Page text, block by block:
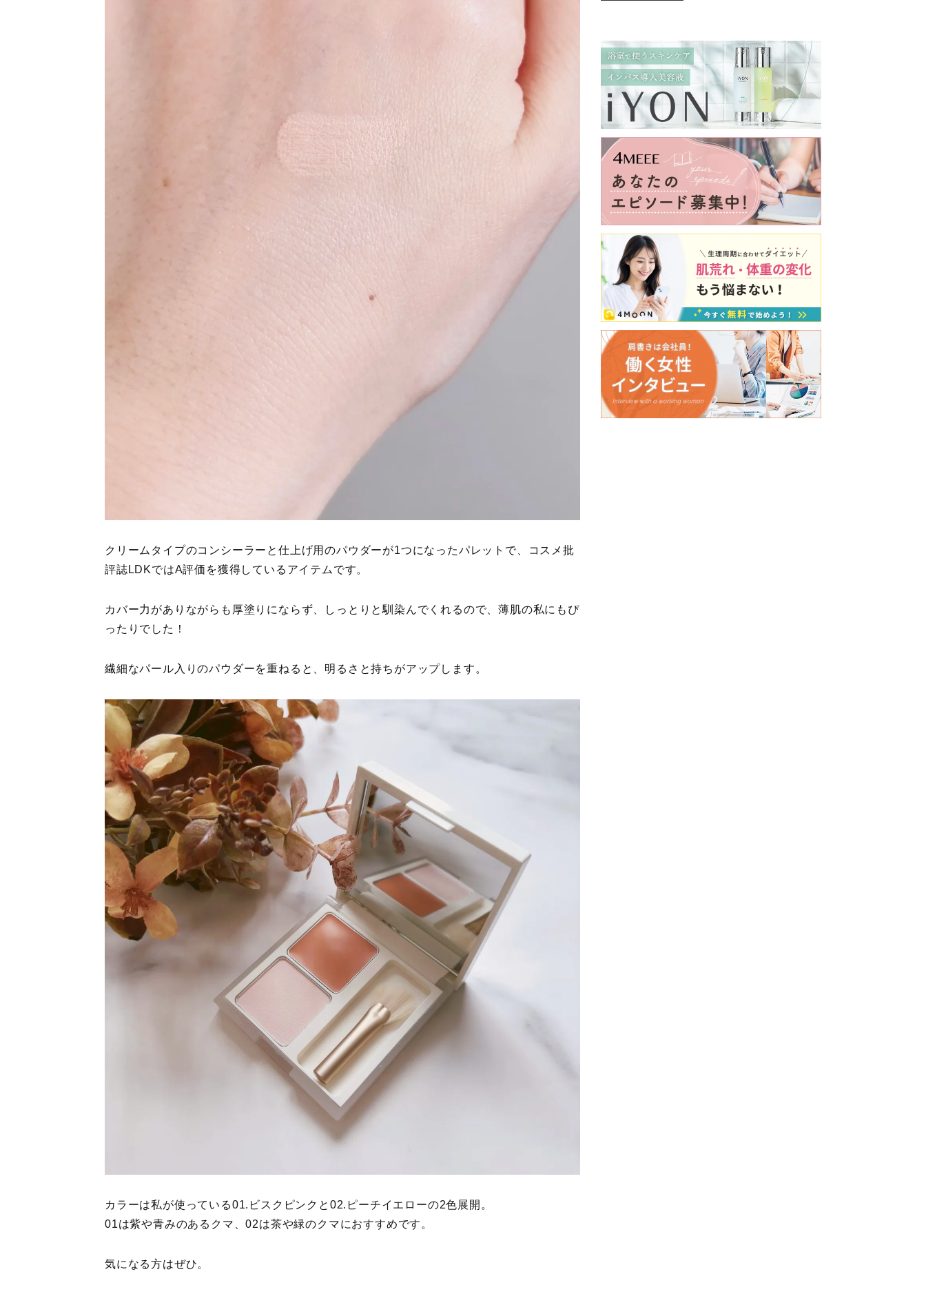
クリームタイプのコンシーラーと仕上げ用のパウダーが1つになったパレットで、コスメ批
評誌LDKではA評価を獲得しているアイテムです。
カバー力がありながらも厚塗りにならず、しっとりと馴染んでくれるので、薄肌の私にもぴ
ったりでした！
繊細なパール入りのパウダーを重ねると、明るさと持ちがアップします。
カラーは私が使っている01.ビスクピンクと02.ピーチイエローの2色展開。
01は紫や青みのあるクマ、02は茶や緑のクマにおすすめです。
気になる方はぜひ。